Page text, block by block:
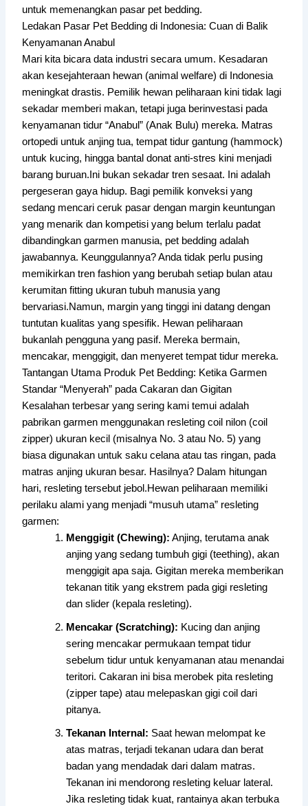
untuk memenangkan pasar pet bedding.
Ledakan Pasar Pet Bedding di Indonesia: Cuan di Balik
Kenyamanan Anabul
Mari kita bicara data industri secara umum. Kesadaran
akan kesejahteraan hewan (animal welfare) di Indonesia
meningkat drastis. Pemilik hewan peliharaan kini tidak lagi
sekadar memberi makan, tetapi juga berinvestasi pada
kenyamanan tidur “Anabul” (Anak Bulu) mereka. Matras
ortopedi untuk anjing tua, tempat tidur gantung (hammock)
untuk kucing, hingga bantal donat anti-stres kini menjadi
barang buruan.Ini bukan sekadar tren sesaat. Ini adalah
pergeseran gaya hidup. Bagi pemilik konveksi yang
sedang mencari ceruk pasar dengan margin keuntungan
yang menarik dan kompetisi yang belum terlalu padat
dibandingkan garmen manusia, pet bedding adalah
jawabannya. Keunggulannya? Anda tidak perlu pusing
memikirkan tren fashion yang berubah setiap bulan atau
kerumitan fitting ukuran tubuh manusia yang
bervariasi.Namun, margin yang tinggi ini datang dengan
tuntutan kualitas yang spesifik. Hewan peliharaan
bukanlah pengguna yang pasif. Mereka bermain,
mencakar, menggigit, dan menyeret tempat tidur mereka.
Tantangan Utama Produk Pet Bedding: Ketika Garmen
Standar “Menyerah” pada Cakaran dan Gigitan
Kesalahan terbesar yang sering kami temui adalah
pabrikan garmen menggunakan resleting coil nilon (coil
zipper) ukuran kecil (misalnya No. 3 atau No. 5) yang
biasa digunakan untuk saku celana atau tas ringan, pada
matras anjing ukuran besar. Hasilnya? Dalam hitungan
hari, resleting tersebut jebol.Hewan peliharaan memiliki
perilaku alami yang menjadi “musuh utama” resleting
garmen:
Menggigit (Chewing): Anjing, terutama anak
anjing yang sedang tumbuh gigi (teething), akan
menggigit apa saja. Gigitan mereka memberikan
tekanan titik yang ekstrem pada gigi resleting
dan slider (kepala resleting).
Mencakar (Scratching): Kucing dan anjing
sering mencakar permukaan tempat tidur
sebelum tidur untuk kenyamanan atau menandai
teritori. Cakaran ini bisa merobek pita resleting
(zipper tape) atau melepaskan gigi coil dari
pitanya.
Tekanan Internal: Saat hewan melompat ke
atas matras, terjadi tekanan udara dan berat
badan yang mendadak dari dalam matras.
Tekanan ini mendorong resleting keluar lateral.
Jika resleting tidak kuat, rantainya akan terbuka